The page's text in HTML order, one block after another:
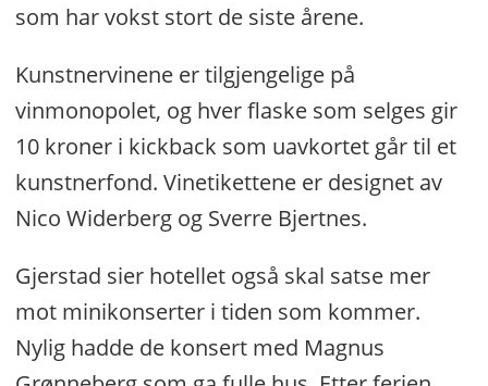
som har vokst stort de siste årene.
Kunstnervinene er tilgjengelige på
vinmonopolet, og hver flaske som selges gir
10 kroner i kickback som uavkortet går til et
kunstnerfond. Vinetikettene er designet av
Nico Widerberg og Sverre Bjertnes.
Gjerstad sier hotellet også skal satse mer
mot minikonserter i tiden som kommer.
Nylig hadde de konsert med Magnus